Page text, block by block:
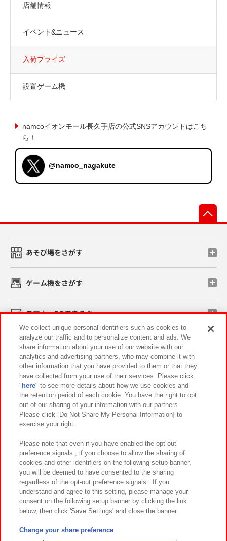
店舗情報
イベント&ニュース
入荷プライズ
設置ゲーム機
namcoイオンモール長久手店の公式SNSアカウントはこち
ら！
@namco_nagakute
あそび場をさがす
ゲーム機をさがす
スマホ・PCであそぶ
イベント・キャンペーン
関連会社 サステナビリティ サイトポリシー
プライバシーポリシー ウェブアクセシビリティ方針と検証結果
お取引先さまとともに
カスタマーハラスメント対応方針 よくあるご質問・お問い合わせ
©Bandai Namco Amusement Inc.
©Bandai Namco Amusement Lab Inc.
We collect unique personal identifiers such as cookies to
analyze our traffic and to personalize content and ads. We
share information about your use of our website with our
analytics and advertising partners, who may combine it with
other information that you have provided to them or that they
have collected from your use of their services. Please click
" here" to see more details about how we use cookies and
the retention period of each cookie. You have the right to opt
out of our sharing of your information with our partners.
Please click [Do Not Share My Personal Information] to
exercise your right.
Please note that even if you have enabled the opt-out
preference signals , if you choose to allow the sharing of
cookies and other identifiers on the following setup banner,
you will be deemed to have consented to the sharing
regardless of the opt-out preference signals . If you
understand and agree to this setting, please manage your
consent on the following setup banner by clicking the link
below, then click 'Save Settings' and close the banner.
Change your share preference